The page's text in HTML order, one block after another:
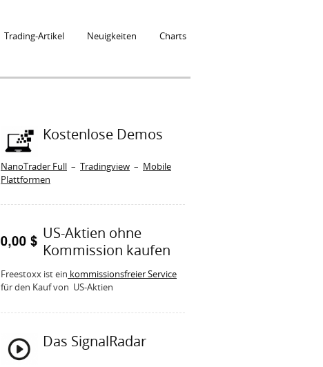
Trading-Artikel Neuigkeiten Charts
Kostenlose Demos
NanoTrader Full – Tradingview – Mobile
Plattformen
US-Aktien ohne
Kommission kaufen
Freestoxx ist ein kommissionsfreier Service
für den Kauf von US-Aktien
Das SignalRadar